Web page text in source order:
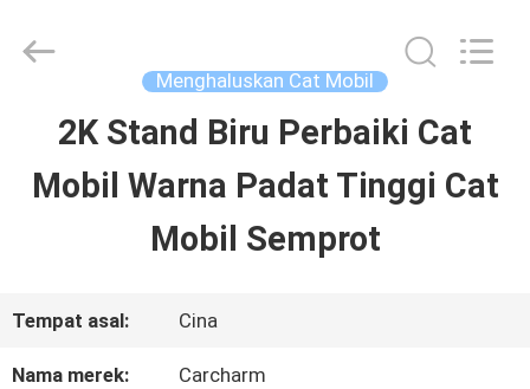
RUMAH
VIDEO
Chemical
Reserved.
Menghaluskan Cat Mobil
2K Stand Biru Perbaiki Cat
Mobil Warna Padat Tinggi Cat
Mobil Semprot
Tempat asal: Cina
Nama merek: Carcharm